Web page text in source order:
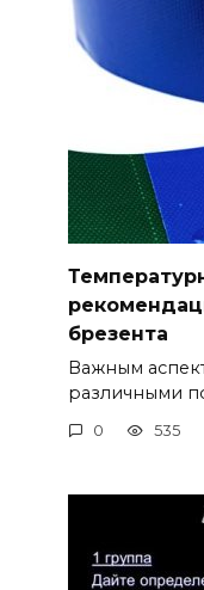
брезента
Важным
различными
0 535